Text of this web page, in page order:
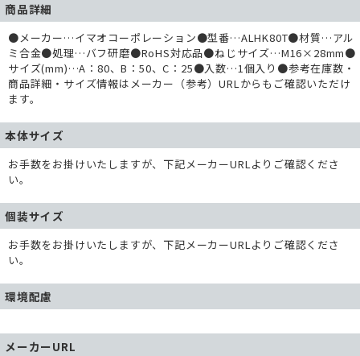
商品詳細
●メーカー…イマオコーポレーション●型番…ALHK80T●材質…アル
ミ合金●処理…バフ研磨●RoHS対応品●ねじサイズ…M16×28mm●
サイズ(mm)…A：80、B：50、C：25●入数…1個入り●参考在庫数・
商品詳細・サイズ情報はメーカー（参考）URLからもご確認いただけ
ます。
本体サイズ
お手数をお掛けいたしますが、下記メーカーURLよりご確認くださ
い。
個装サイズ
お手数をお掛けいたしますが、下記メーカーURLよりご確認くださ
い。
環境配慮
メーカーURL